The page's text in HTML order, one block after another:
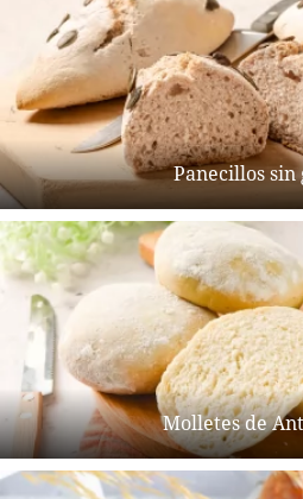
Panecillos sin
Molletes de